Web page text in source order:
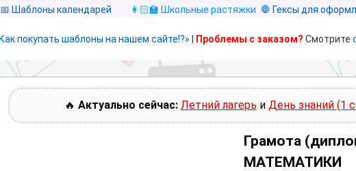
📅 Шаблоны календарей 👩🏻‍🏫 Школьные растяжки 🛑 Гексы для
покупать шаблоны на нашем сайте!?» Проблемы с заказом? Смотрите
🔥 Актуально сейчас: Летний лагерь и День знаний (1
Грамота
МАТЕМАТИКИ